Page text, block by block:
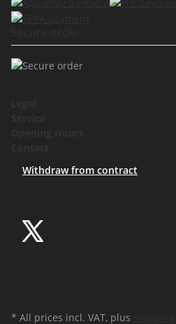
Withdraw from contract
* All prices incl. VAT, plus